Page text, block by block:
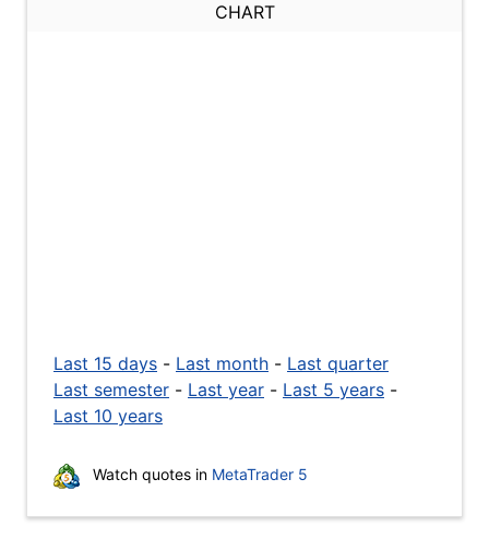
CHART
Last 15 days - Last month - Last quarter
Last semester - Last year - Last 5 years -
Last 10 years
Watch quotes in MetaTrader 5